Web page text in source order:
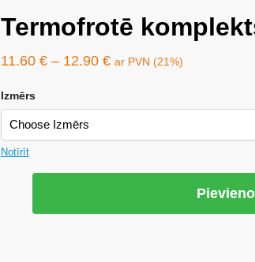
Termofrotē
11.60 € – 12.90 € ar PVN (21%)
Izmērs
Notīrīt